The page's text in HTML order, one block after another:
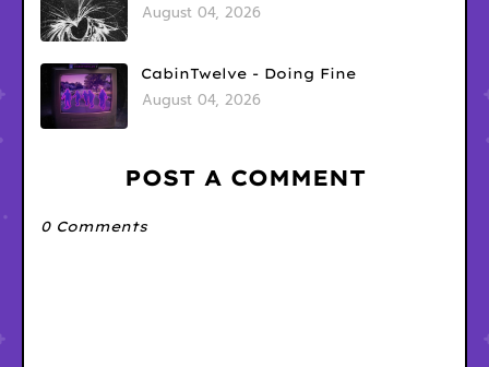
August 04, 2026
CabinTwelve - Doing Fine
August 04, 2026
POST A COMMENT
0 Comments